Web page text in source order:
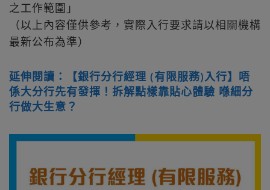
之工作範圍」
（以上內容僅供參考，實際入行要求請以相關機構
最新公布為準）
延伸閱讀：【銀行分行經理 (有限服務)入行】唔
係大分行先有發揮！拆解點樣靠貼心體驗 喺細分
行做大生意？